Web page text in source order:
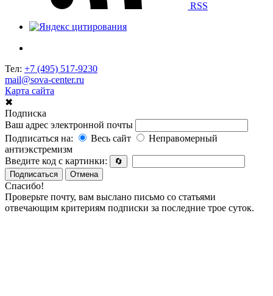
RSS
Тел: +7 (495) 517-9230
mail@sova-center.ru
Карта сайта
✖
Подписка
Ваш адрес электронной почты
Подписаться на:
Весь сайт
Неправомерный
антиэкстремизм
Введите код с картинки:
🔄
Подписаться
Отмена
Спасибо!
Проверьте почту, вам выслано письмо со статьями
отвечающим критериям подписки за последние трое суток.